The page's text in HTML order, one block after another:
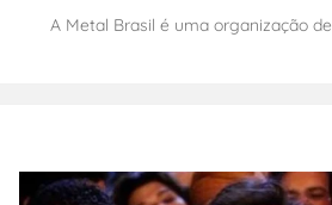
A Metal Brasil é uma organização